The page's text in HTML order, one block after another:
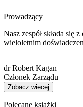
Prowadzący
Nasz zespół składa się
wieloletnim
dr Robert Kagan
Członek Zarządu
Zobacz wiecej
Polecane książki